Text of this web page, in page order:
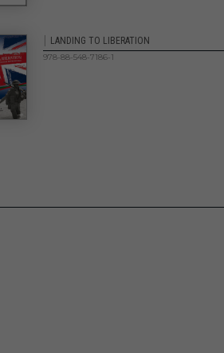
| LANDING TO LIBERATION
978-88-548-7186-1